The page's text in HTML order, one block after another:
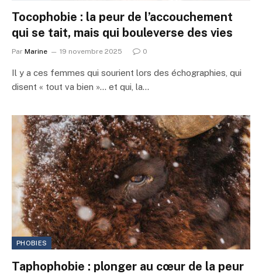
Tocophobie : la peur de l’accouchement
qui se tait, mais qui bouleverse des vies
Par Marine 19 novembre 2025 0
Il y a ces femmes qui sourient lors des échographies, qui
disent « tout va bien »… et qui, la…
PHOBIES
Taphophobie : plonger au cœur de la peur